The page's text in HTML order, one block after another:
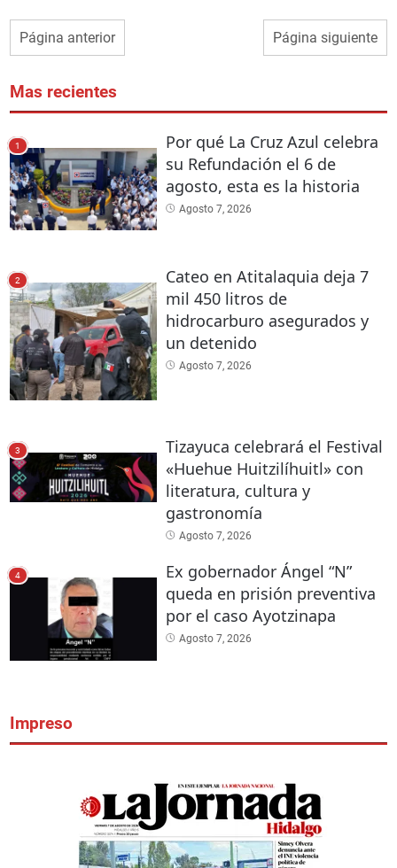
Página anterior Página siguiente
Mas recientes
1
Por qué La Cruz Azul celebra
su Refundación el 6 de
agosto, esta es la historia
Agosto 7, 2026
2
Cateo en Atitalaquia deja 7
mil 450 litros de
hidrocarburo asegurados y
un detenido
Agosto 7, 2026
3
Tizayuca celebrará el Festival
«Huehue Huitzilíhuitl» con
literatura, cultura y
gastronomía
Agosto 7, 2026
4
Ex gobernador Ángel “N”
queda en prisión preventiva
por el caso Ayotzinapa
Agosto 7, 2026
Impreso